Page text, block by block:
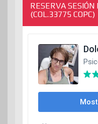
RESERVA SESIÓN
(COL.33775 COPC)